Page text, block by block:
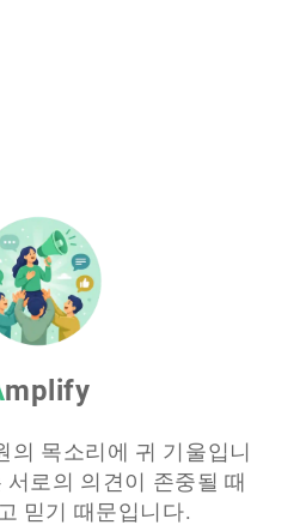
Amplify
의 목소리에 귀 기울입니
로의 의견이 존중될 때
믿기 때문입니다.